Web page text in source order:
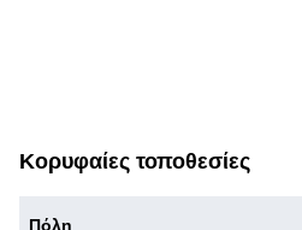
Κορυφαίες τοποθεσίες
Πόλη